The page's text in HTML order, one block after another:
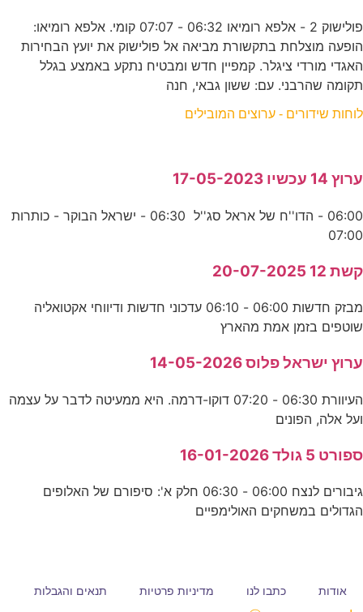
פולישוק 2 - אלפא רומיאו 06:32 - 07:07 קומי. אלפא רומיאו:
הופעה מוצלחת בתקשורת מביאה אל פולישוק את יועץ הבחירות
האגדי מורדי ציגלר. קמפיין חדש ומבטיח נתקע באמצע בגלל
תקומה שהרבני. עם: ששון גבאי, חנה
לוחות שידורים - ערוצים המובילים
ערוץ 14 עכשיו 17-05-2023
06:00 - הדו''ח של אראל סג''ל 06:30 - ישראל הבוקר - כותרות
07:00
קשת 12 20-07-2025
מבזק חדשות 06:00 - 06:10 עדכוני חדשות ודיווחי אקטואליה
שוטפים בזמן אמת מהארץ
ערוץ ישראל פלוס 14-05-2026
העיוורת 06:30 - 07:20 דוקו-דרמה. היא ממעיטה לדבר על עצמה
ועל אלה, הפונים
ספורט 5 גולד 16-01-2026
גיבורים לנצח 06:00 - 06:30 חלק א': סיפורם של האלופים
הגדולים במשחקים האולימפיים
אודות כתבו לנו מדיניות פרטיות תנאים והגבלות